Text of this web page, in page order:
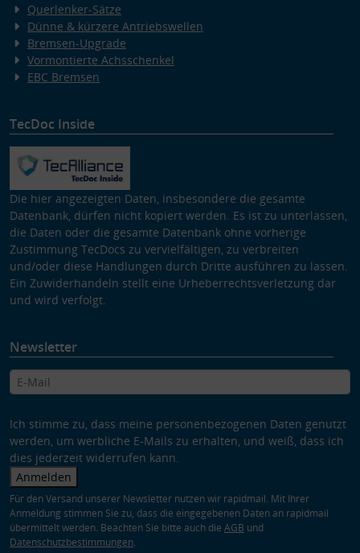
Querlenker-Sätze
Dünne & kürzere Antriebswellen
Bremsen-Upgrade
Vormontierte Achsschenkel
EBC Bremsen
TecDoc Inside
Die hier angezeigten Daten, insbesondere die gesamte
Datenbank, dürfen nicht kopiert werden. Es ist zu unterlassen,
die Daten oder die gesamte Datenbank ohne vorherige
Zustimmung TecDocs zu vervielfältigen, zu verbreiten
und/oder diese Handlungen durch Dritte ausführen zu lassen.
Ein Zuwiderhandeln stellt eine Urheberrechtsverletzung dar
und wird verfolgt.
Newsletter
Ich stimme zu, dass meine personenbezogenen Daten genutzt
werden, um werbliche E-Mails zu erhalten, und weiß, dass ich
dies jederzeit widerrufen kann.
Anmelden
Für den Versand unserer Newsletter nutzen wir rapidmail. Mit Ihrer
Anmeldung stimmen Sie zu, dass die eingegebenen Daten an rapidmail
übermittelt werden. Beachten Sie bitte auch die AGB und
Datenschutzbestimmungen.